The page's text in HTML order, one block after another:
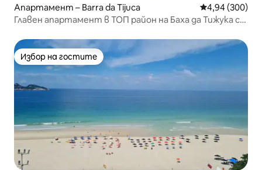
Апартамент – Barra da Tijuca Средна
4,94 (300)
Главен апартамент в ТОП район на Баха да Тижука с
Избор на гостите
Избор на гостите